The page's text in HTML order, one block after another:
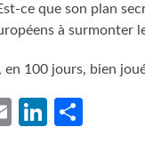
ce que son plan
à surmonter
en 100 jours, bien
EmailLinkedIn